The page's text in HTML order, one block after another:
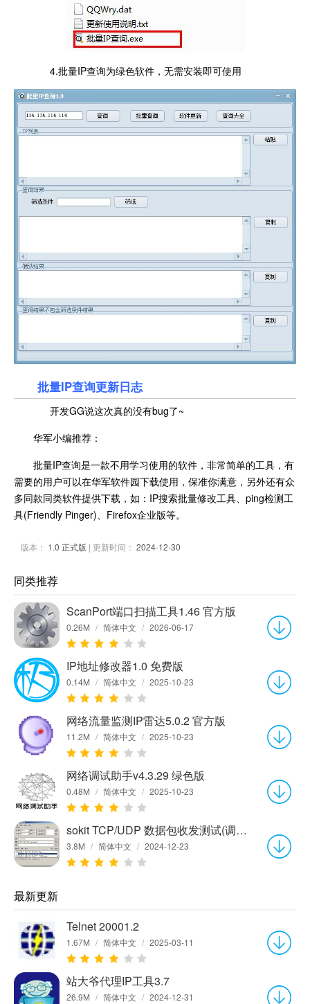
4.批量IP查询为绿色软件，无需安装即可使用
批量IP查询更新日志
开发GG说这次真的没有bug了~
华军小编推荐：
批量IP查询是一款不用学习使用的软件，非常简单的工具，有
需要的用户可以在华军软件园下载使用，保准你满意，另外还有众
多同款同类软件提供下载，如：IP搜索批量修改工具、ping检测工
具(Friendly Pinger)、Firefox企业版等。
版本： 1.0 正式版 | 更新时间： 2024-12-30
同类推荐
ScanPort端口扫描工具1.46 官方版
0.26M / 简体中文 / 2026-06-17
IP地址修改器1.0 免费版
0.14M / 简体中文 / 2025-10-23
网络流量监测IP雷达5.0.2 官方版
11.2M / 简体中文 / 2025-10-23
网络调试助手v4.3.29 绿色版
0.48M / 简体中文 / 2025-10-23
sokit TCP/UDP 数据包收发测试(调试)工具(Win32)1.3
3.8M / 简体中文 / 2024-12-23
最新更新
Telnet 20001.2
1.67M / 简体中文 / 2025-03-11
站大爷代理IP工具3.7
26.9M / 简体中文 / 2024-12-31